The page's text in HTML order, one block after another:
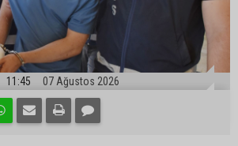
11:45 07 Ağustos 2026